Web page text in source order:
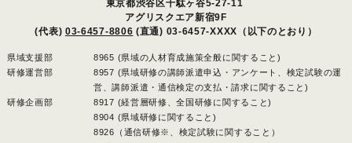
東京都渋谷区千駄ヶ谷5-27-11
アグリスクエア新宿9F
(代表) 03-6457-8806 (直通) 03-6457-XXXX（以下のとおり）
県域支援部
8965 (県域の人材育成施策全般に関すること)
研修運営部
8957 (県域研修の講師派遣申込・アンケート、検定試験の運
営、講師派遣・通信検定の支払・請求に関すること)
研修企画部
8917 (経営層研修、全国研修に関すること)
8904 (県域研修に関すること)
8926（通信研修※、検定試験に関すること）